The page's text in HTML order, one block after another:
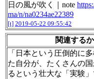
日の風が吹く｜note
ma/n/na0234ae22389
[t] 2019-05-22 09:55:42
関連する
「日本という圧倒的に
た自分が、たくさんの
るという壮大な「実験